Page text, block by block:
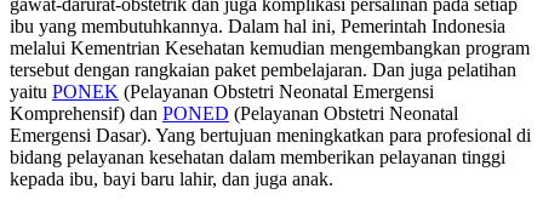
ibu yang membutuhkannya. Dalam hal ini, Pemerintah Indonesia
melalui Kementrian Kesehatan kemudian mengembangkan program
tersebut dengan rangkaian paket pembelajaran. Dan juga pelatihan
yaitu PONEK (Pelayanan Obstetri Neonatal Emergensi
Komprehensif) dan PONED (Pelayanan Obstetri Neonatal
Emergensi Dasar). Yang bertujuan meningkatkan para profesional di
bidang pelayanan kesehatan dalam memberikan pelayanan tinggi
kepada ibu, bayi baru lahir, dan juga anak.